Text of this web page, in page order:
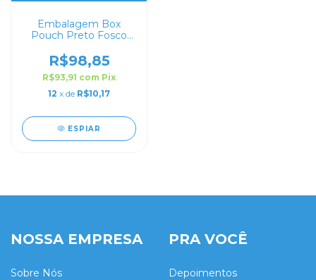
Embalagem Box
Pouch Preto Fosco
R$98,85
R$93,91 com Pix
12 x de R$10,17
ESPIAR
NOSSA EMPRESA
Sobre Nós
PRA VOCÊ
Depoimentos